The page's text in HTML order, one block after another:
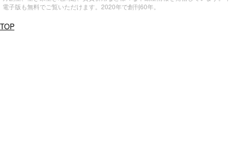
電子版も無料でご覧いただけます。2020年で創刊60年。
TOP